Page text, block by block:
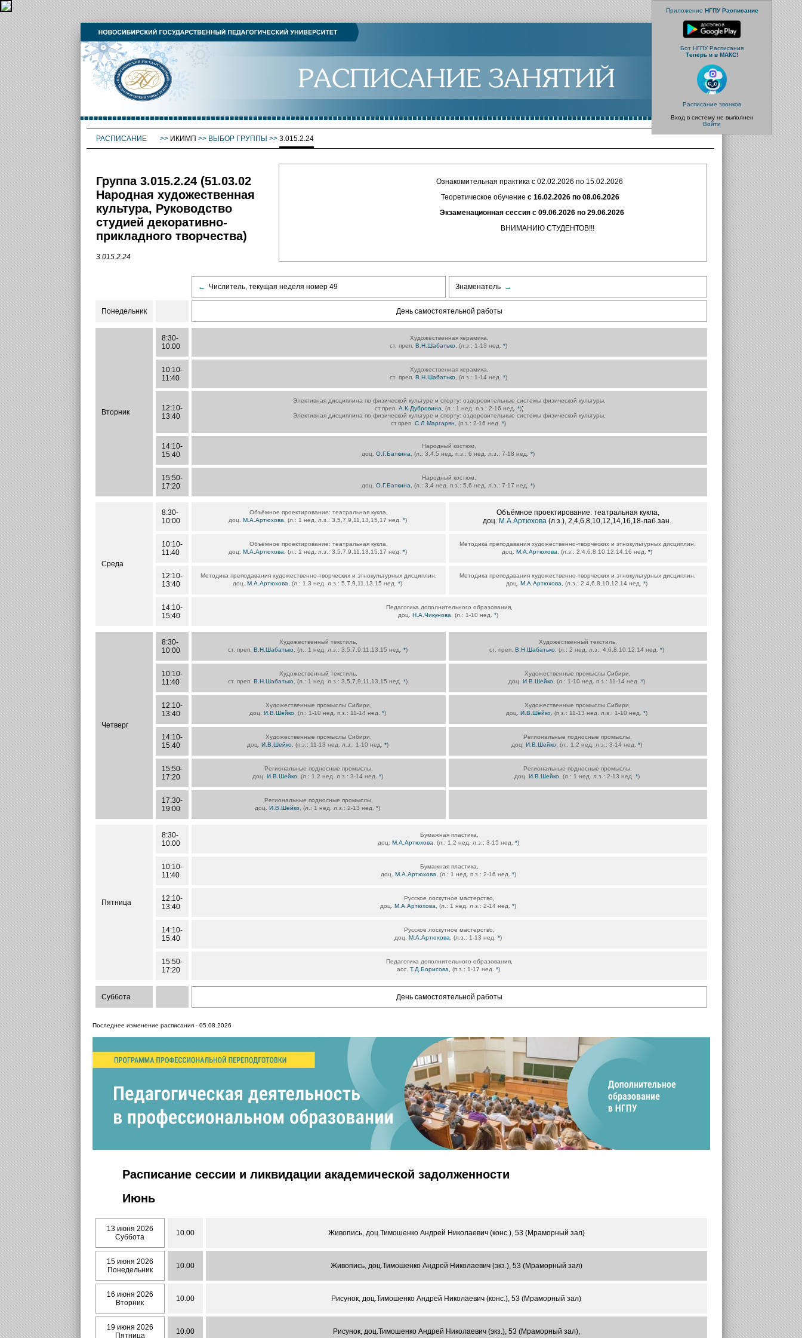
Приложение НГПУ Расписание
Бот НГПУ Расписания
Теперь и в МАКС!
Расписание звонков
Вход в систему не выполнен
Войти
РАСПИСАНИЕ >> ИКИМП >> ВЫБОР ГРУППЫ >> 3.015.2.24
Группа 3.015.2.24 (51.03.02
Народная художественная
культура, Руководство
студией декоративно-
прикладного творчества)
3.015.2.24
Ознакомительная практика с 02.02.2026 по 15.02.2026
Теоретическое обучение с 16.02.2026 по 08.06.2026
Экзаменационная сессия с 09.06.2026 по 29.06.2026
ВНИМАНИЮ СТУДЕНТОВ!!!
← Числитель, текущая неделя номер 49 Знаменатель →
Понедельник День самостоятельной работы
Вторник
8:30-
10:00
Художественная керамика,
ст. преп. В.Н.Шабатько , (л.з.: 1-13 нед. *)
10:10-
11:40
Художественная керамика,
ст. преп. В.Н.Шабатько , (л.з.: 1-14 нед. *)
12:10-
13:40
Элективная дисциплина по физической культуре и спорту: оздоровительные системы физической культуры,
ст.преп. А.К.Дубровина , (л.: 1 нед. п.з.: 2-16 нед. *);
Элективная дисциплина по физической культуре и спорту: оздоровительные системы физической культуры,
ст.преп. С.Л.Маргарян , (п.з.: 2-16 нед. *)
14:10-
15:40
Народный костюм,
доц. О.Г.Баткина , (л.: 3,4,5 нед. п.з.: 6 нед. л.з.: 7-18 нед. *)
15:50-
17:20
Народный костюм,
доц. О.Г.Баткина , (л.: 3,4 нед. п.з.: 5,6 нед. л.з.: 7-17 нед. *)
Среда
8:30-
10:00
Объёмное проектирование: театральная кукла,
доц. М.А.Артюхова , (л.: 1 нед. л.з.: 3,5,7,9,11,13,15,17 нед. *)
Объёмное проектирование: театральная кукла,
доц. М.А.Артюхова(л.з.), 2,4,6,8,10,12,14,16,18-лаб.зан.
10:10-
11:40
Объёмное проектирование: театральная кукла,
доц. М.А.Артюхова , (л.: 1 нед. л.з.: 3,5,7,9,11,13,15,17 нед. *)
Методика преподавания художественно-творческих и этнокультурных дисциплин,
доц. М.А.Артюхова , (л.з.: 2,4,6,8,10,12,14,16 нед. *)
12:10-
13:40
Методика преподавания художественно-творческих и этнокультурных дисциплин,
доц. М.А.Артюхова , (л.: 1,3 нед. л.з.: 5,7,9,11,13,15 нед. *)
Методика преподавания художественно-творческих и этнокультурных дисциплин,
доц. М.А.Артюхова , (л.з.: 2,4,6,8,10,12,14 нед. *)
14:10-
15:40
Педагогика дополнительного образования,
доц. Н.А.Чикунова , (л.: 1-10 нед. *)
Четверг
8:30-
10:00
Художественный текстиль,
ст. преп. В.Н.Шабатько , (л.: 1 нед. л.з.: 3,5,7,9,11,13,15 нед. *)
Художественный текстиль,
ст. преп. В.Н.Шабатько , (л.: 2 нед. л.з.: 4,6,8,10,12,14 нед. *)
10:10-
11:40
Художественный текстиль,
ст. преп. В.Н.Шабатько , (л.: 1 нед. л.з.: 3,5,7,9,11,13,15 нед. *)
Художественные промыслы Сибири,
доц. И.В.Шейко , (л.: 1-10 нед. п.з.: 11-14 нед. *)
12:10-
13:40
Художественные промыслы Сибири,
доц. И.В.Шейко , (л.: 1-10 нед. п.з.: 11-14 нед. *)
Художественные промыслы Сибири,
доц. И.В.Шейко , (п.з.: 11-13 нед. л.з.: 1-10 нед. *)
14:10-
15:40
Художественные промыслы Сибири,
доц. И.В.Шейко , (п.з.: 11-13 нед. л.з.: 1-10 нед. *)
Региональные подносные промыслы,
доц. И.В.Шейко , (л.: 1,2 нед. л.з.: 3-14 нед. *)
15:50-
17:20
Региональные подносные промыслы,
доц. И.В.Шейко , (л.: 1,2 нед. л.з.: 3-14 нед. *)
Региональные подносные промыслы,
доц. И.В.Шейко , (л.: 1 нед. л.з.: 2-13 нед. *)
17:30-
19:00
Региональные подносные промыслы,
доц. И.В.Шейко , (л.: 1 нед. л.з.: 2-13 нед. *)
Пятница
8:30-
10:00
Бумажная пластика,
доц. М.А.Артюхова , (л.: 1,2 нед. л.з.: 3-15 нед. *)
10:10-
11:40
Бумажная пластика,
доц. М.А.Артюхова , (л.: 1 нед. п.з.: 2-16 нед. *)
12:10-
13:40
Русское лоскутное мастерство,
доц. М.А.Артюхова , (л.: 1 нед. л.з.: 2-14 нед. *)
14:10-
15:40
Русское лоскутное мастерство,
доц. М.А.Артюхова , (л.з.: 1-13 нед. *)
15:50-
17:20
Педагогика дополнительного образования,
асс. Т.Д.Борисова , (п.з.: 1-17 нед. *)
Суббота День самостоятельной работы
Последнее изменение расписания - 05.08.2026
Расписание сессии и ликвидации академической задолженности
Июнь
13 июня 2026
Суббота
10.00 Живопись, доц.Тимошенко Андрей Николаевич (конс.), 53 (Мраморный зал)
15 июня 2026
Понедельник
10.00 Живопись, доц.Тимошенко Андрей Николаевич (экз.), 53 (Мраморный зал)
16 июня 2026
Вторник
10.00 Рисунок, доц.Тимошенко Андрей Николаевич (конс.), 53 (Мраморный зал)
19 июня 2026
Пятница
10.00 Рисунок, доц.Тимошенко Андрей Николаевич (экз.), 53 (Мраморный зал),